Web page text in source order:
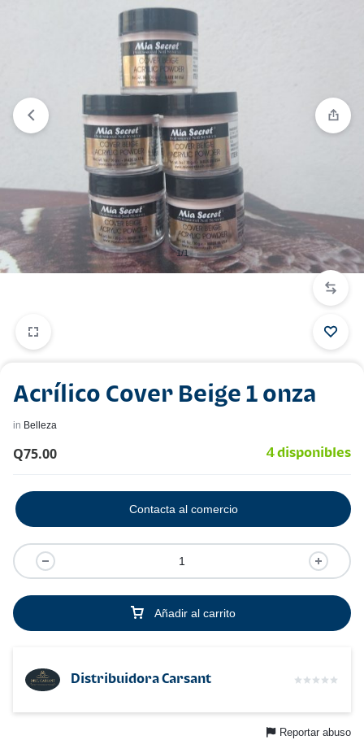
“Acrílico Cover Beige 1 onza” se ha añadido a tu carrito.
1/1
Acrílico Cover Beige 1 onza
in Belleza
Q75.00 4 disponibles
Añadir al carrito
Contacta al comercio
Distribuidora Carsant
Reportar abuso